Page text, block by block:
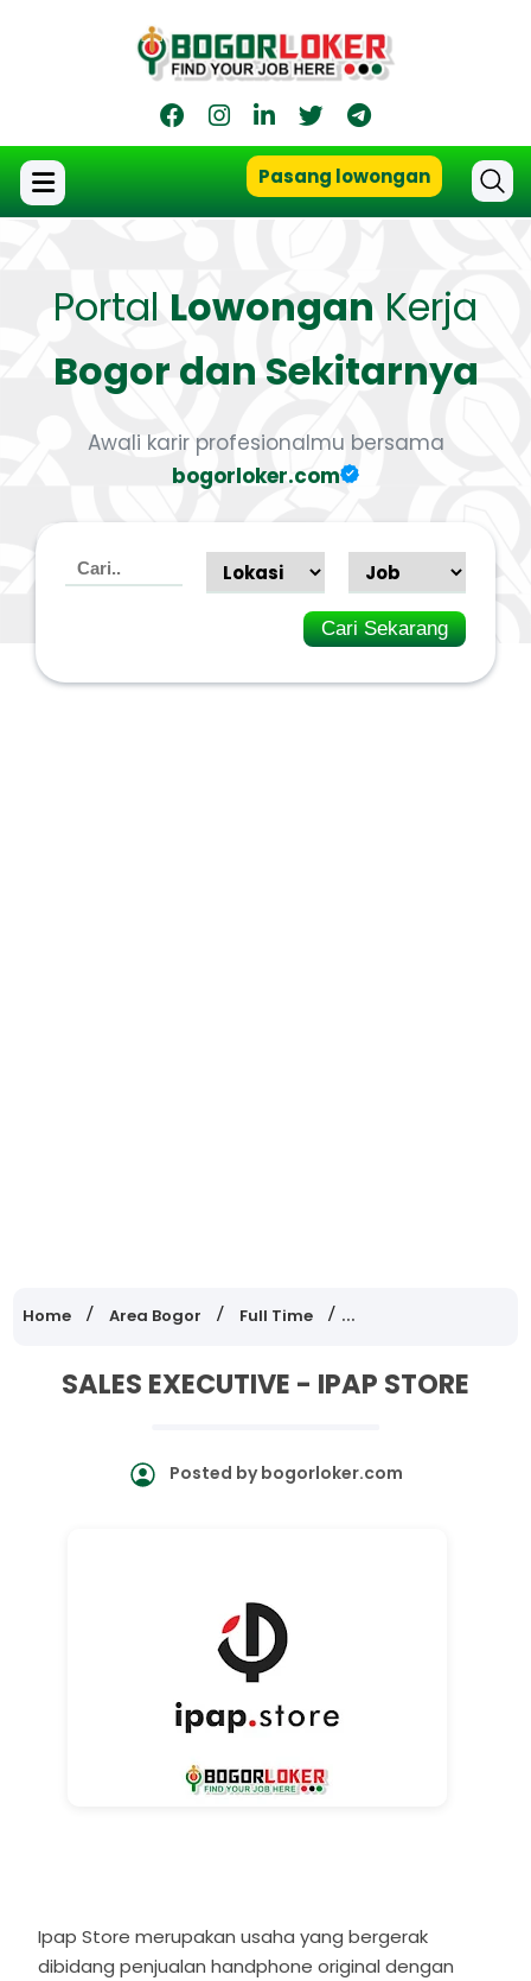
Pasang lowongan
Portal Lowongan Kerja
Bogor dan Sekitarnya
Awali karir profesionalmu bersama
bogorloker.com
Cari Sekarang
Home Area Bogor Full Time Lowongan Kerja
SALES EXECUTIVE - IPAP STORE
Posted bybogorloker.com
Ipap Store merupakan usaha yang bergerak
dibidang penjualan handphone original dengan